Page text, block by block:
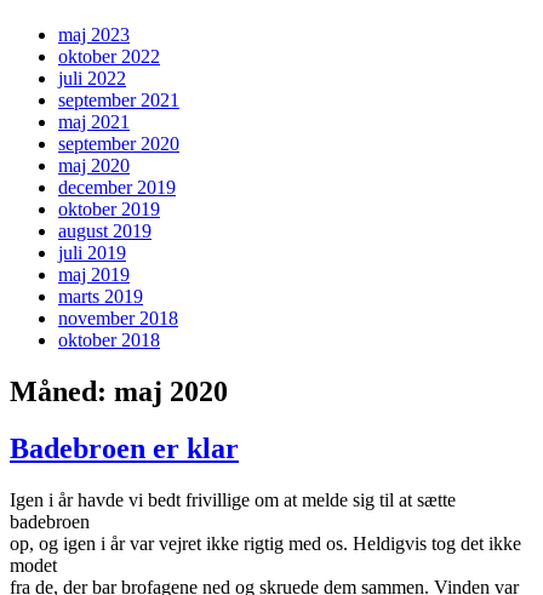
maj 2023
oktober 2022
juli 2022
september 2021
maj 2021
september 2020
maj 2020
december 2019
oktober 2019
august 2019
juli 2019
maj 2019
marts 2019
november 2018
oktober 2018
Måned: maj 2020
Badebroen er klar
Igen i år havde vi bedt frivillige om at melde sig til at sætte
badebroen
op, og igen i år var vejret ikke rigtig med os. Heldigvis tog det ikke
modet
fra de, der bar brofagene ned og skruede dem sammen. Vinden var